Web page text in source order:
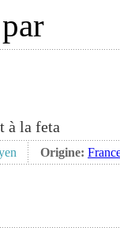
à la feta
Origine: